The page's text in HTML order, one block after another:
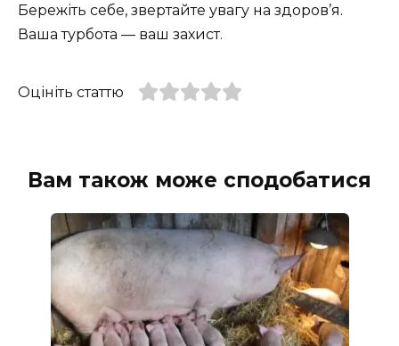
Бережіть себе, звертайте увагу на здоров’я.
Ваша турбота — ваш захист.
Оцініть статтю
Вам також може сподобатися